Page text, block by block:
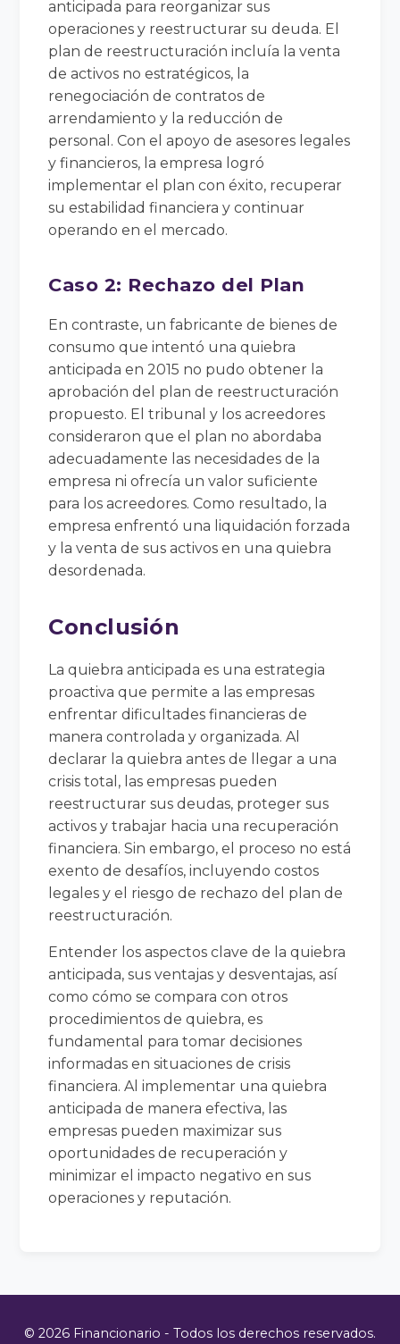
anticipada para reorganizar sus
operaciones y reestructurar su deuda. El
plan de reestructuración incluía la venta
de activos no estratégicos, la
renegociación de contratos de
arrendamiento y la reducción de
personal. Con el apoyo de asesores legales
y financieros, la empresa logró
implementar el plan con éxito, recuperar
su estabilidad financiera y continuar
operando en el mercado.
Caso 2: Rechazo del Plan
En contraste, un fabricante de bienes de
consumo que intentó una quiebra
anticipada en 2015 no pudo obtener la
aprobación del plan de reestructuración
propuesto. El tribunal y los acreedores
consideraron que el plan no abordaba
adecuadamente las necesidades de la
empresa ni ofrecía un valor suficiente
para los acreedores. Como resultado, la
empresa enfrentó una liquidación forzada
y la venta de sus activos en una quiebra
desordenada.
Conclusión
La quiebra anticipada es una estrategia
proactiva que permite a las empresas
enfrentar dificultades financieras de
manera controlada y organizada. Al
declarar la quiebra antes de llegar a una
crisis total, las empresas pueden
reestructurar sus deudas, proteger sus
activos y trabajar hacia una recuperación
financiera. Sin embargo, el proceso no está
exento de desafíos, incluyendo costos
legales y el riesgo de rechazo del plan de
reestructuración.
Entender los aspectos clave de la quiebra
anticipada, sus ventajas y desventajas, así
como cómo se compara con otros
procedimientos de quiebra, es
fundamental para tomar decisiones
informadas en situaciones de crisis
financiera. Al implementar una quiebra
anticipada de manera efectiva, las
empresas pueden maximizar sus
oportunidades de recuperación y
minimizar el impacto negativo en sus
operaciones y reputación.
© 2026 Financionario - Todos los derechos reservados.